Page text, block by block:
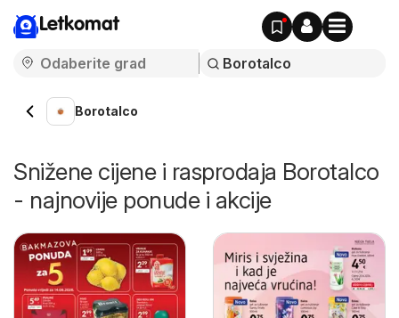
Letkomat
Borotalco
Snižene cijene i rasprodaja Borotalco
- najnovije ponude i akcije